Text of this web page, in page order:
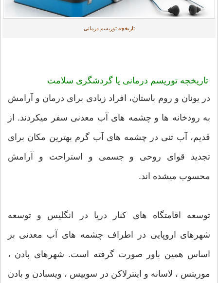
تاریخچه توریسم درمانی
تاریخچه توریسم درمانی یا گردشگری سلامت
در یونان و روم باستان، افراد زیادی برای درمان و آرامش
به رودخانه ها و چشمه های آب معدنی سفر میکردند. از
قدیم، آب تنی در چشمه های آب گرم بهترین مکان برای
تجدید قوای روحی و جسمی و استراحت و آرامش
محسوب میشده اند.
توسعه اقامتگاه های کنار دریا در انگلیس و توسعه
شهرهای اروپایی در اطراف چشمه های آب معدنی بر
اساس همین باور صورت گرفته است. شهرهای بادن ،
موریتس ، لاسانه و اینترلاکن در سوییس ، ویسبادن و بادن